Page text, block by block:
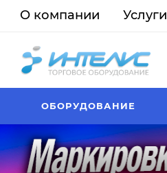
О компании Услуги
ОБОРУДОВАНИЕ